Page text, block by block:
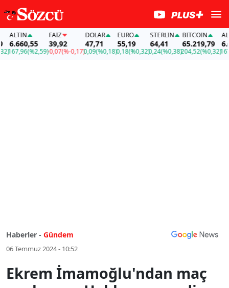
(%2,59)
FAİZ
39,92
-0,07(%-0,17)
DOLAR
47,71
0,09(%0,18)
EURO
55,19
0,18(%0,32)
STERLIN
64,41
0,24(%0,38)
BITCOIN
65.219,79
204,52(%0,32)
ALTIN
167,96
Haberler - Gündem
06 Temmuz 2024 - 10:52
Ekrem İmamoğlu'ndan maç